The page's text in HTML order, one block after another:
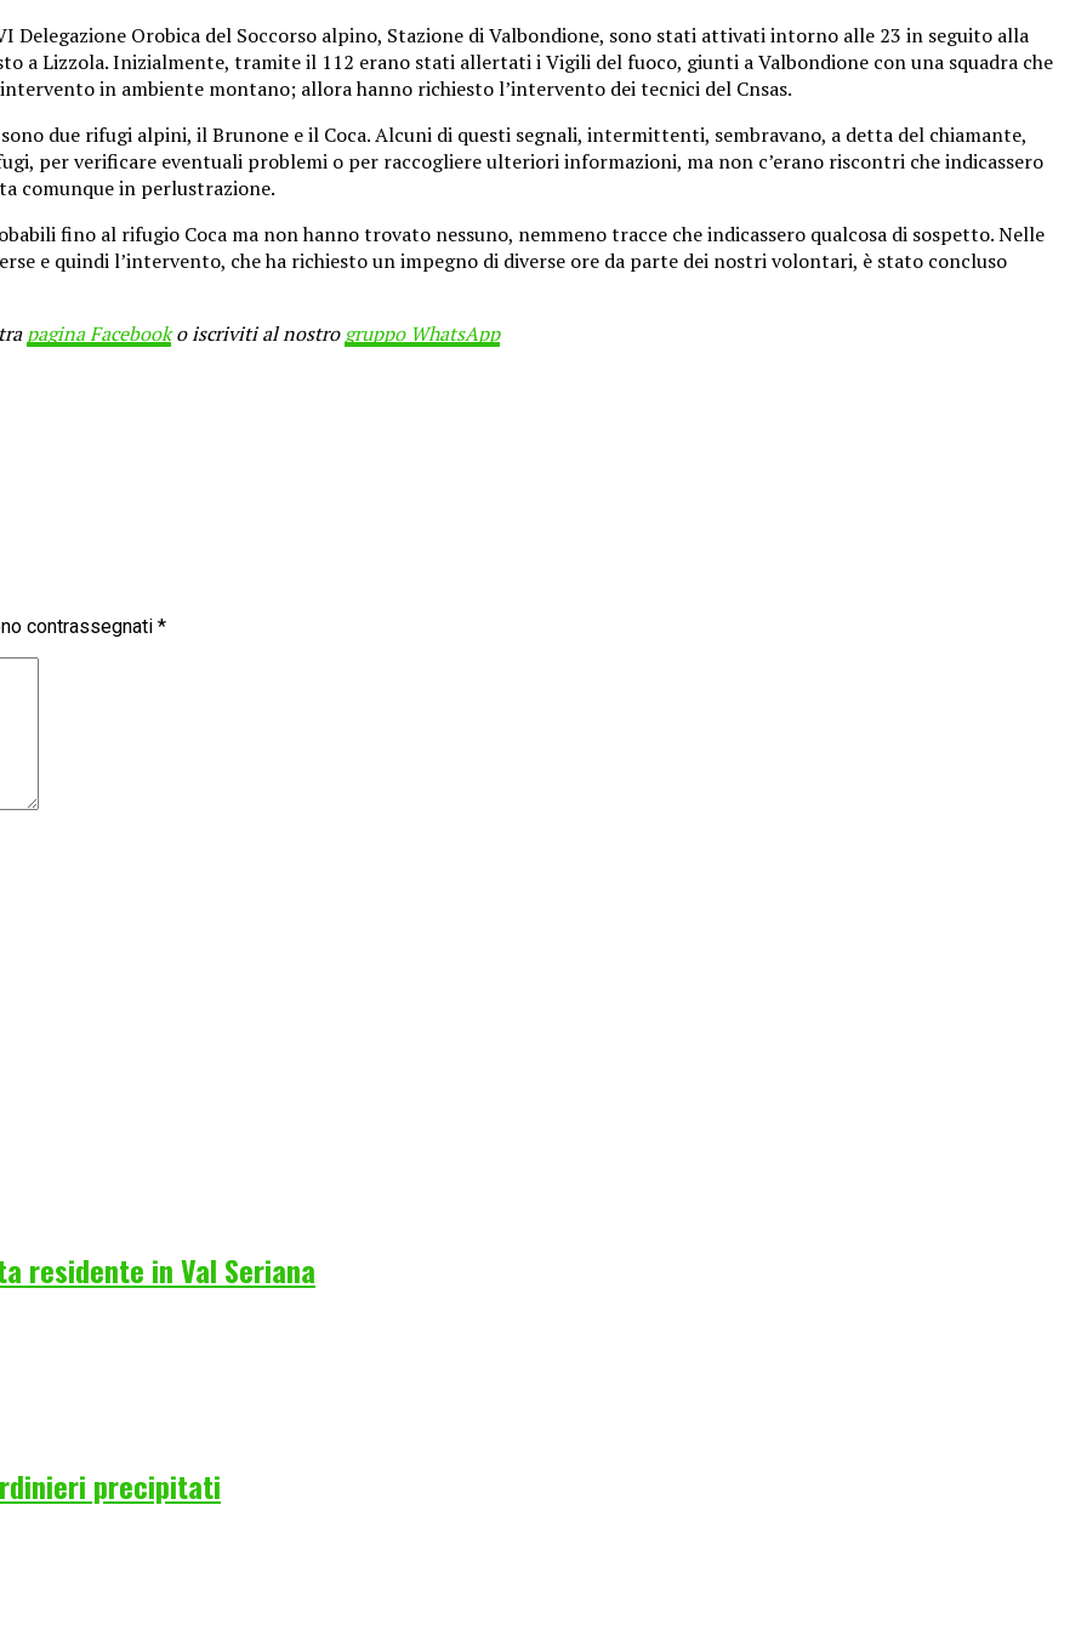
Delegazione Orobica del Soccorso alpino, Stazione di Valbondione, sono stati attivati intorno alle 23 in seguito alla
a Lizzola. Inizialmente, tramite il 112 erano stati allertati i Vigili del fuoco, giunti a Valbondione con una squadra che
in ambiente montano; allora hanno richiesto l’intervento dei tecnici del Cnsas.
due rifugi alpini, il Brunone e il Coca. Alcuni di questi segnali, intermittenti, sembravano, a detta del chiamante,
per verificare eventuali problemi o per raccogliere ulteriori informazioni, ma non c’erano riscontri che indicassero
comunque in perlustrazione.
fino al rifugio Coca ma non hanno trovato nessuno, nemmeno tracce che indicassero qualcosa di sospetto. Nelle
e quindi l’intervento, che ha richiesto un impegno di diverse ore da parte dei nostri volontari, è stato concluso
pagina Facebooko iscriviti al nostrogruppo WhatsApp
contrassegnati *
residente in Val Seriana
precipitati